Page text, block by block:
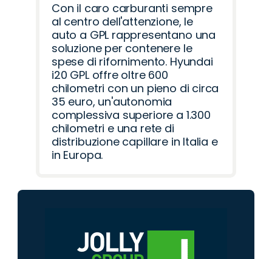
Con il caro carburanti sempre
al centro dell'attenzione, le
auto a GPL rappresentano una
soluzione per contenere le
spese di rifornimento. Hyundai
i20 GPL offre oltre 600
chilometri con un pieno di circa
35 euro, un'autonomia
complessiva superiore a 1.300
chilometri e una rete di
distribuzione capillare in Italia e
in Europa.